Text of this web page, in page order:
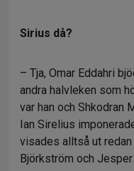
Sirius då?
– Tja, Omar Eddahri
andra halvleken som
var han och Shkodran
Ian Sirelius
visades alltså ut
Björkström och